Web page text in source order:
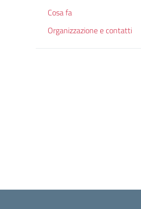
Cosa fa
Organizzazione e contatti